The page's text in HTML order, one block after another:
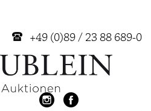
+49 (0)89 / 23 88 689-0